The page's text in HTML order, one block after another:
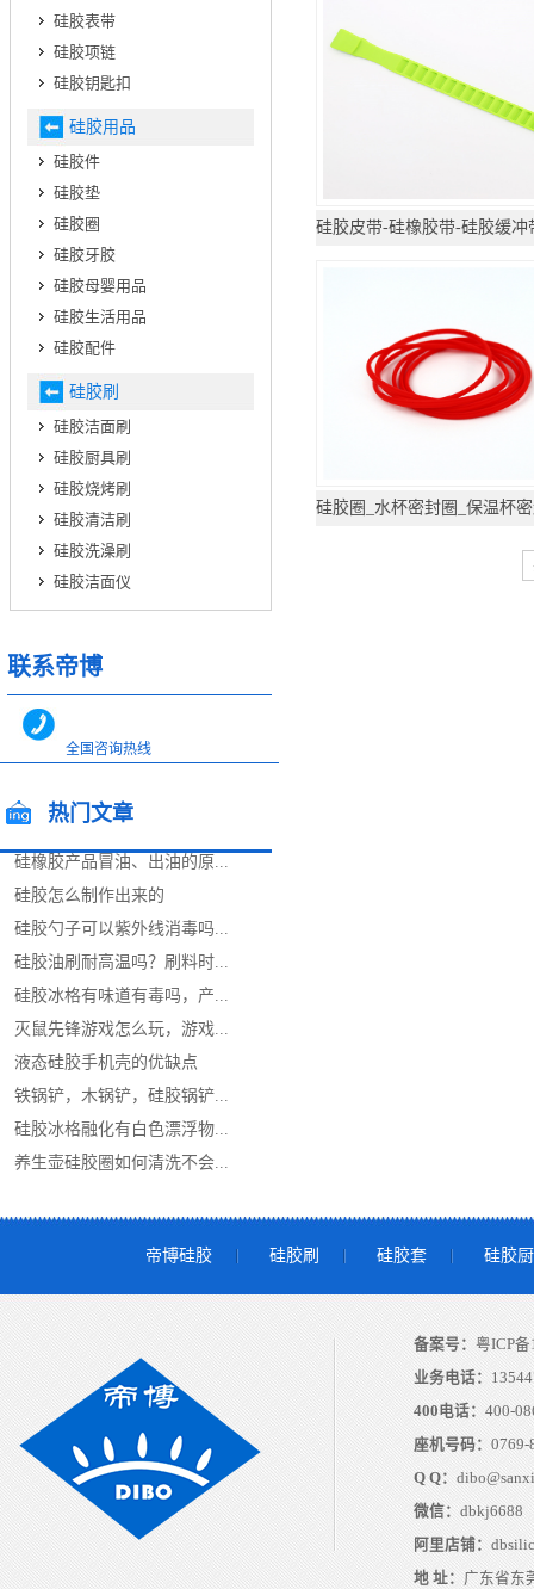
硅胶表带
硅胶项链
硅胶钥匙扣
硅胶用品
硅胶件
硅胶垫
硅胶圈
硅胶牙胶
硅胶母婴用品
硅胶生活用品
硅胶配件
硅胶刷
硅胶洁面刷
硅胶厨具刷
硅胶烧烤刷
硅胶清洁刷
硅胶洗澡刷
硅胶洁面仪
联系帝博
全国咨询热线
全国咨询热线
13712483599
热门文章
/popular articles
硅橡胶产品冒油、出油的原...
硅胶怎么制作出来的
硅胶勺子可以紫外线消毒吗...
硅胶油刷耐高温吗？刷料时...
硅胶冰格有味道有毒吗，产...
灭鼠先锋游戏怎么玩，游戏...
液态硅胶手机壳的优缺点
铁锅铲，木锅铲，硅胶锅铲...
硅胶冰格融化有白色漂浮物...
养生壶硅胶圈如何清洗不会...
帝博硅胶 硅胶刷 硅胶套 硅胶
备案号： 粤ICP
业务电话：
400电话： 400-
座机号码：0769-
Q Q：
微信：dbkj6688
阿里店铺：
地 址： 广东省东